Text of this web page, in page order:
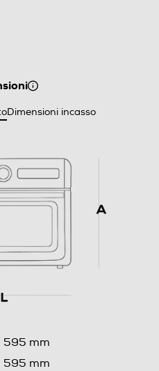
Dimensioni incasso
595 mm
595 mm